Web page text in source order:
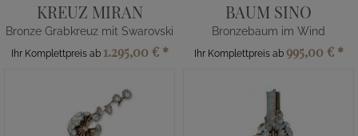
KREUZ MIRAN
Bronze Grabkreuz mit Swarovski
Ihr Komplettpreis ab 1.295,00 € *
BAUM SINO
Bronzebaum im Wind
Ihr Komplettpreis ab 995,00 € *